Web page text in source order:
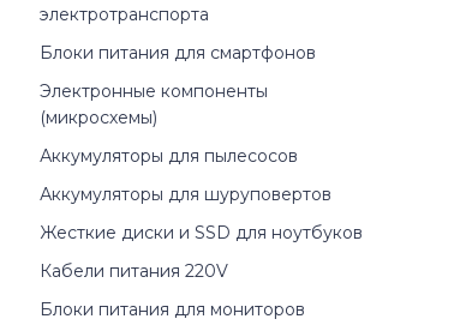
электротранспорта
Блоки питания для смартфонов
Электронные компоненты
(микросхемы)
Аккумуляторы для пылесосов
Аккумуляторы для шуруповертов
Жесткие диски и SSD для ноутбуков
Кабели питания 220V
Блоки питания для мониторов